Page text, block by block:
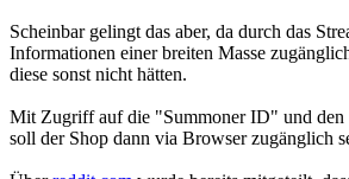
Scheinbar gelingt das aber, da durch das
Informationen einer breiten Masse
diese sonst nicht hätten.
Mit Zugriff auf die "Summoner ID" und den
soll der Shop dann via Browser zugänglich